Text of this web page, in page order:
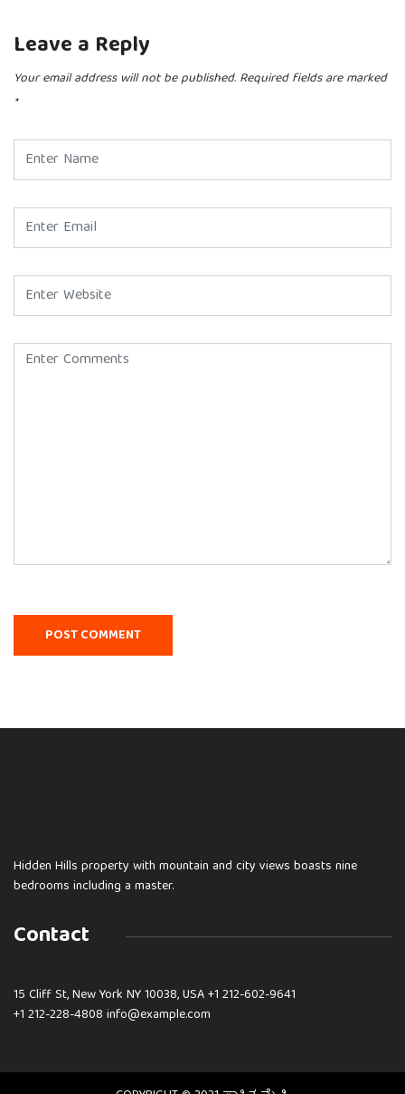
Leave a Reply
Your email address will not be published. Required fields are marked
*
Hidden Hills property with mountain and city views boasts nine
bedrooms including a master.
Contact
15 Cliff St, New York NY 10038, USA+1 212-602-9641
+1 212-228-4808 info@example.com